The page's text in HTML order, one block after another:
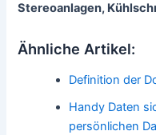
Stereoanlagen,
Ähnliche Artikel:
Definition der
Handy Daten
persönlichen